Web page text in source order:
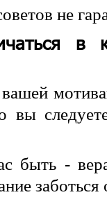
не
в
вы
быть -
заботься